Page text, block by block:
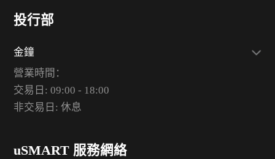
投行部
金鐘
營業時間：
交易日: 09:00 - 18:00
非交易日: 休息
uSMART 服務網絡